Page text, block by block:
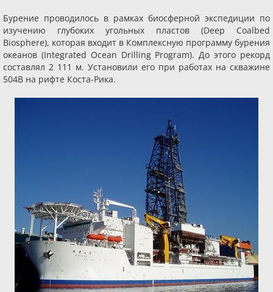
Бурение проводилось в рамках биосферной экспедиции по
изучению глубоких угольных пластов (Deep Coalbed
Biosphere), которая входит в Комплексную программу бурения
океанов (Integrated Ocean Drilling Program). До этого рекорд
составлял 2 111 м. Установили его при работах на скважине
504B на рифте Коста-Рика.